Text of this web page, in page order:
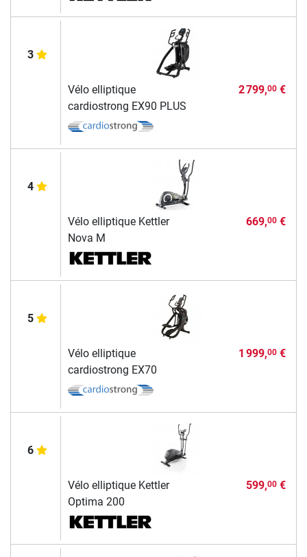
3
Vélo elliptique
cardiostrong EX90 PLUS
2 799,00€
4
Vélo elliptique Kettler
Nova M
669,00€
5
Vélo elliptique
cardiostrong EX70
1 999,00€
6
Vélo elliptique Kettler
Optima 200
599,00€